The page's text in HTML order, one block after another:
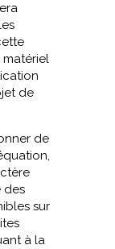
matériel
de
de
des
sur
à la